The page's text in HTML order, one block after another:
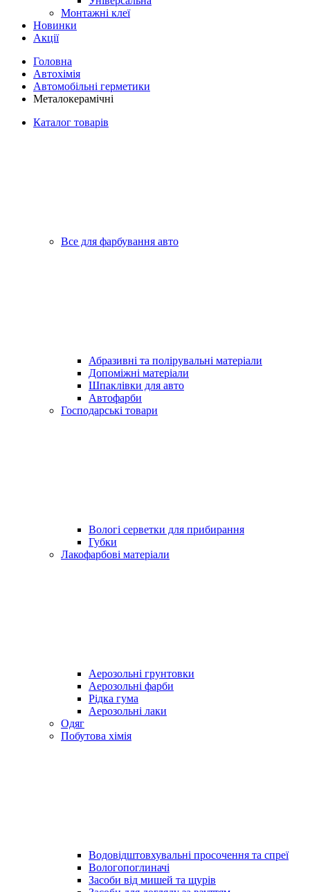
Монтажні клеї
Новинки
Акції
Головна
Автохімія
Автомобільні герметики
Металокерамічні
Каталог товарів
Все для фарбування авто
Абразивні та полірувальні матеріали
Допоміжні матеріали
Шпаклівки для авто
Автофарби
Господарські товари
Вологі серветки для прибирання
Губки
Лакофарбові матеріали
Аерозольні грунтовки
Аерозольні фарби
Рідка гума
Аерозольні лаки
Одяг
Побутова хімія
Водовідштовхувальні просочення та спреї
Вологопоглиначі
Засоби від мишей та щурів